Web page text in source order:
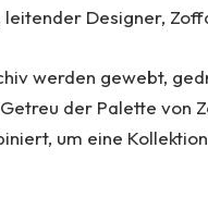
leitender Designer,
werden gewebt,
der Palette von
um eine